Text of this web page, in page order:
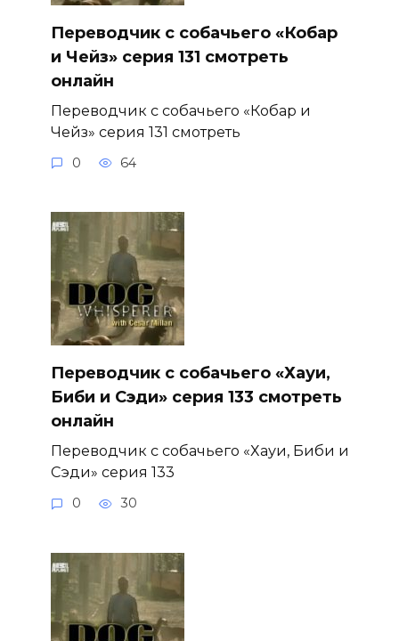
Переводчик с собачьего «Кобар
и Чейз» серия 131 смотреть
онлайн
Переводчик с собачьего «Кобар и
Чейз» серия 131 смотреть
0 64
Переводчик с собачьего «Хауи,
Биби и Сэди» серия 133 смотреть
онлайн
Переводчик с собачьего «Хауи, Биби и
Сэди» серия 133
0 30